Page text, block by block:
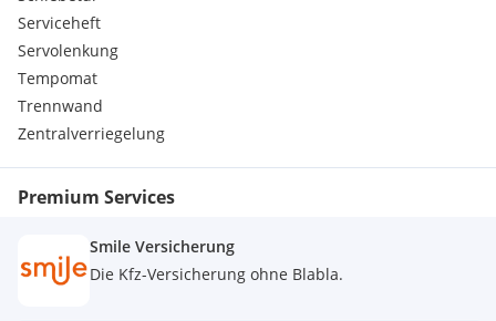
Polster: Stoff Capitol/City in Ebony
Ford Audiosystem
Generator, Hochleistungsausführung
Stoßfänger hinten mit integrierter Trittstufe
Technologie-Paket 9
Dachhöhe H3
Doppelflügelhecktür 256°-Scharniere
Serviceheft
Servolenkung
Tempomat
Trennwand
Zentralverriegelung
Premium Services
Smile Versicherung
Die Kfz-Versicherung ohne Blabla.